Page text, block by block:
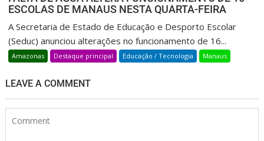
ESCOLAS DE MANAUS NESTA QUARTA-FEIRA
A Secretaria de Estado de Educação e Desporto Escolar
(Seduc) anunciou alterações no funcionamento de 16...
Amazonas Destaque principal Educação / Tecnologia Manaus
LEAVE A COMMENT